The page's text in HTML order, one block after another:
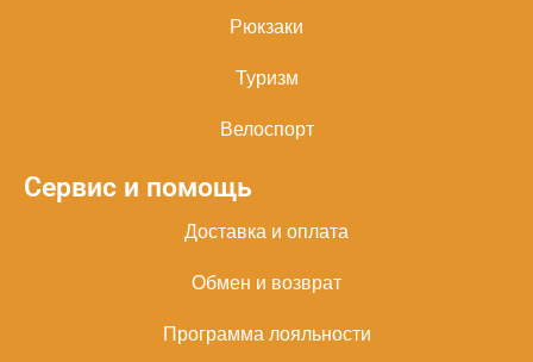
Рюкзаки
Туризм
Велоспорт
Сервис и помощь
Доставка и оплата
Обмен и возврат
Программа лояльности